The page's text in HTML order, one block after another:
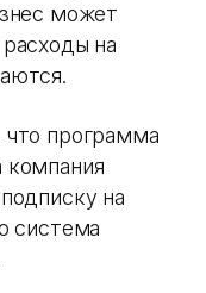
может
на
программа
компания
на
система